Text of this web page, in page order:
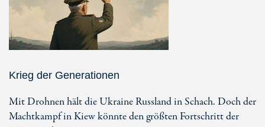
Krieg der Generationen
Mit Drohnen hält die Ukraine Russland in Schach. Doch der
Machtkampf in Kiew könnte den größten Fortschritt der